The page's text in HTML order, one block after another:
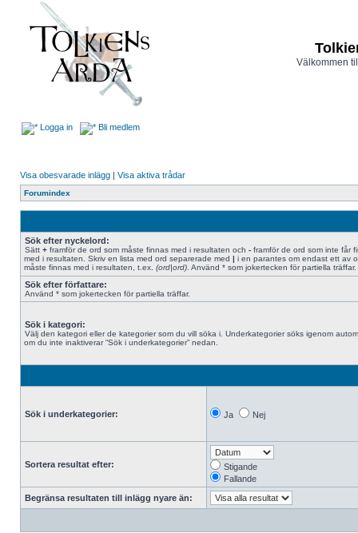
Välkommen
Logga in Bli medlem
Visa obesvarade inlägg | Visa aktiva trådar
Forumindex
Sök efter nyckelord:
Sätt + framför de ord som måste finnas med i resultaten och - framför de ord som inte får
med i resultaten. Skriv en lista med ord separerade med | i en parantes om endast ett av
måste finnas med i resultaten, t.ex. (ord|ord) . Använd * som jokertecken för partiella träffar.
Sök efter författare:
Använd * som jokertecken för partiella träffar.
Sök i kategori:
Välj den kategori eller de kategorier som du vill söka i. Underkategorier söks igenom
om du inte inaktiverar “Sök i underkategorier” nedan.
Sök i underkategorier: Ja Nej
Sortera resultat efter:
Stigande
Fallande
Begränsa resultaten till inlägg nyare än: